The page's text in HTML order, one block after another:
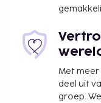
Deze lijst is
borgsommen zijn
Met
deel uit
groep.